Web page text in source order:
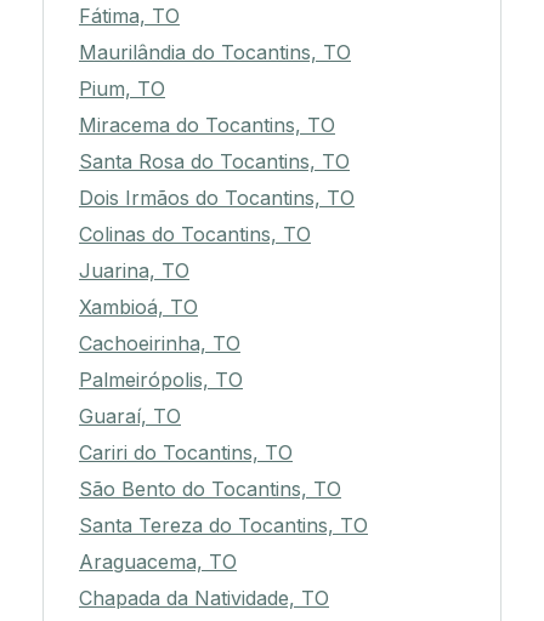
Fátima, TO
Maurilândia do Tocantins, TO
Pium, TO
Miracema do Tocantins, TO
Santa Rosa do Tocantins, TO
Dois Irmãos do Tocantins, TO
Colinas do Tocantins, TO
Juarina, TO
Xambioá, TO
Cachoeirinha, TO
Palmeirópolis, TO
Guaraí, TO
Cariri do Tocantins, TO
São Bento do Tocantins, TO
Santa Tereza do Tocantins, TO
Araguacema, TO
Chapada da Natividade, TO